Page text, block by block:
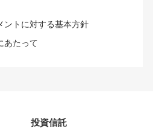
ントに対する基本方針
あたって
投資信託